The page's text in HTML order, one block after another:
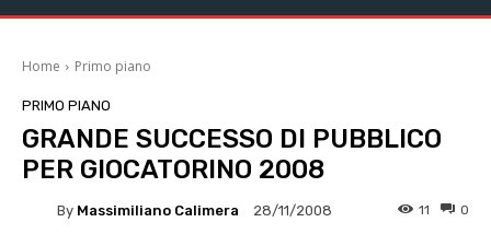
Home Primo piano
PRIMO PIANO
GRANDE SUCCESSO DI PUBBLICO
PER GIOCATORINO 2008
By Massimiliano Calimera 28/11/2008 0
11